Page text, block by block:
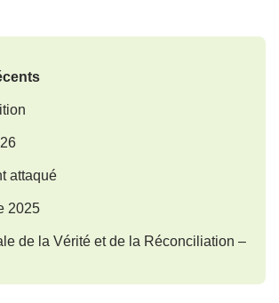
attaqué
2025
de la Vérité et de la Réconciliation –